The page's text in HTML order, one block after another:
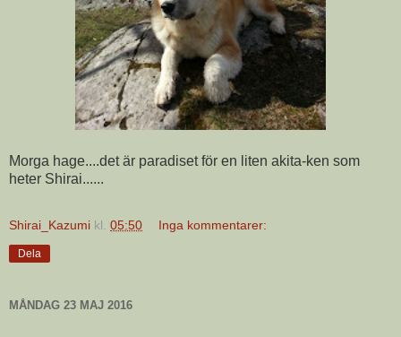
Morga hage....det är paradiset för en liten akita-ken som
heter Shirai......
Shirai_Kazumi kl. 05:50 Inga kommentarer:
Dela
MÅNDAG 23 MAJ 2016